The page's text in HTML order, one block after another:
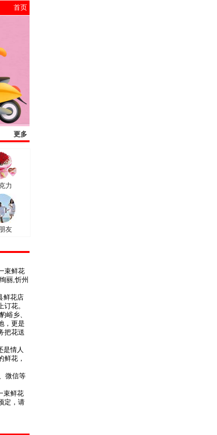
首页
更多
力
友
束鲜花
丽,忻州
鲜花店
花。
峪乡、
，更是
把花送
是情人
鲜花，
微信等
束鲜花
定，请